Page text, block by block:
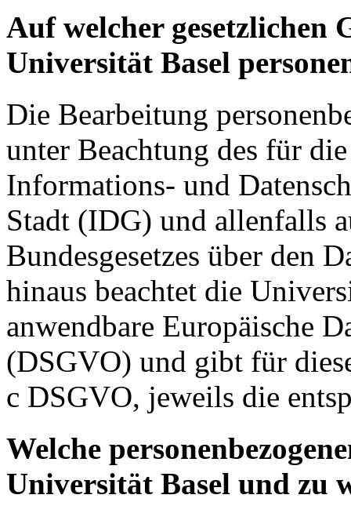
Auf welcher gesetzlichen
Universität Basel
Die Bearbeitung
unter Beachtung des für
Informations- und
Stadt (IDG) und allenfalls
Bundesgesetzes über den
hinaus beachtet die
anwendbare Europäische
(DSGVO) und gibt für
c DSGVO, jeweils die
Welche
Universität Basel und zu